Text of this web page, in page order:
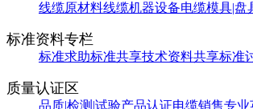
线缆原材料线缆机器设备电缆模具|盘
标准资料专栏
标准求助标准共享技术资料共享标准
质量认证区
品质|检测|试验产品认证电缆销售专业